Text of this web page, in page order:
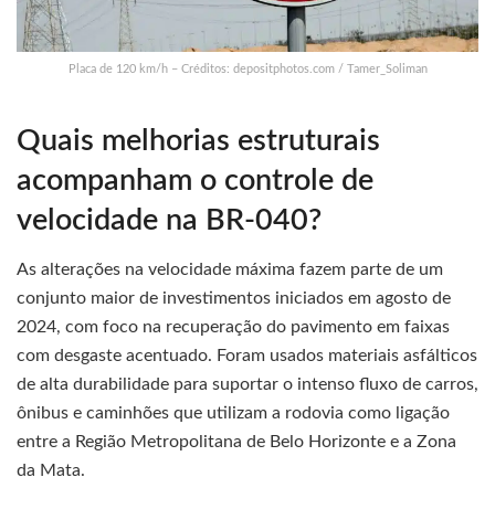
Placa de 120 km/h – Créditos: depositphotos.com / Tamer_Soliman
Quais melhorias estruturais
acompanham o controle de
velocidade na BR-040?
As alterações na velocidade máxima fazem parte de um
conjunto maior de investimentos iniciados em agosto de
2024, com foco na recuperação do pavimento em faixas
com desgaste acentuado. Foram usados materiais asfálticos
de alta durabilidade para suportar o intenso fluxo de carros,
ônibus e caminhões que utilizam a rodovia como ligação
entre a Região Metropolitana de Belo Horizonte e a Zona
da Mata.